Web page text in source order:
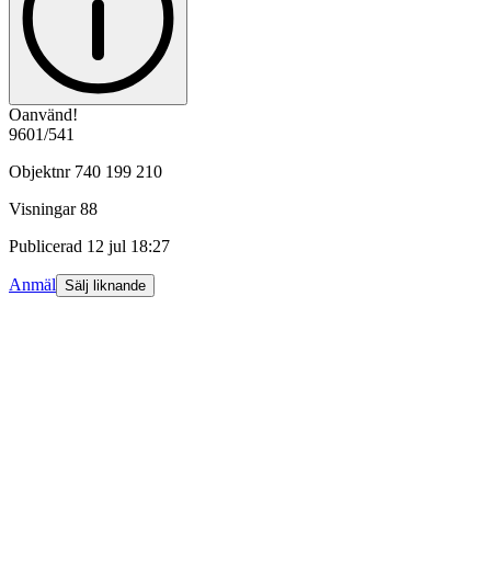
Oanvänd!
9601/541
Objektnr 740 199 210
Visningar 88
Publicerad 12 jul 18:27
Anmäl Sälj liknande